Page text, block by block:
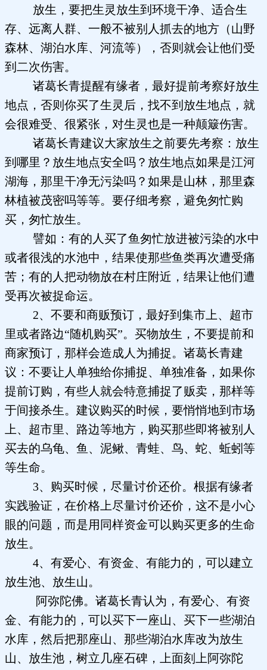
放生，要把生灵放生到环境干净、适合生
存、远离人群、一般不被别人抓去的地方（山野
森林、湖泊水库、河流等），否则就会让他们受
到二次伤害。
诸葛长青提醒有缘者，最好提前考察好放生
地点，否则你买了生灵后，找不到放生地点，就
会很难受、很紧张，对生灵也是一种颠簸伤害。
诸葛长青建议大家放生之前要先考察：放生
到哪里？放生地点安全吗？放生地点如果是江河
湖海，那里干净无污染吗？如果是山林，那里森
林植被茂密吗等等。要仔细考察，避免匆忙购
买，匆忙放生。
譬如：有的人买了鱼匆忙放进被污染的水中
或者很浅的水池中，结果使那些鱼类再次遭受痛
苦；有的人把动物放在村庄附近，结果让他们遭
受再次被捉命运。
2、不要和商贩预订，最好到集市上、超市
里或者路边“随机购买”。买物放生，不要提前和
商家预订，那样会造成人为捕捉。诸葛长青建
议：不要让人单独给你捕捉、单独准备，如果你
提前订购，有些人就会特意捕捉了贩卖，那样等
于间接杀生。建议购买的时候，要悄悄地到市场
上、超市里、路边等地方，购买那些即将被别人
买去的乌龟、鱼、泥鳅、青蛙、鸟、蛇、蚯蚓等
等生命。
3、购买时候，尽量讨价还价。根据有缘者
实践验证，在价格上尽量讨价还价，这不是小心
眼的问题，而是用同样资金可以购买更多的生命
放生。
4、有爱心、有资金、有能力的，可以建立
放生池、放生山。
阿弥陀佛。诸葛长青认为，有爱心、有资
金、有能力的，可以买下一座山、买下一些湖泊
水库，然后把那座山、那些湖泊水库改为放生
山、放生池，树立几座石碑，上面刻上阿弥陀